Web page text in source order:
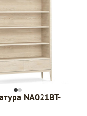
NA021BT-